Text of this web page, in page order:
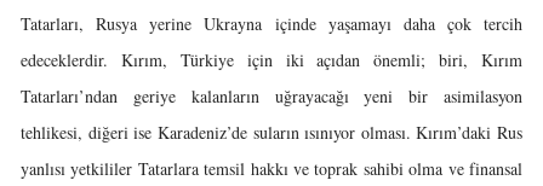
Tatarları, Rusya yerine Ukrayna içinde yaşamayı daha çok tercih
edeceklerdir. Kırım, Türkiye için iki açıdan önemli; biri, Kırım
Tatarları’ndan geriye kalanların uğrayacağı yeni bir asimilasyon
tehlikesi, diğeri ise Karadeniz’de suların ısınıyor olması. Kırım’daki Rus
yanlısı yetkililer Tatarlara temsil hakkı ve toprak sahibi olma ve finansal